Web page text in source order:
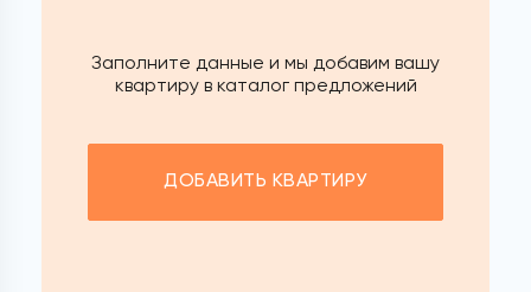
Заполните данные и мы добавим вашу
квартиру в каталог предложений
ДОБАВИТЬ КВАРТИРУ